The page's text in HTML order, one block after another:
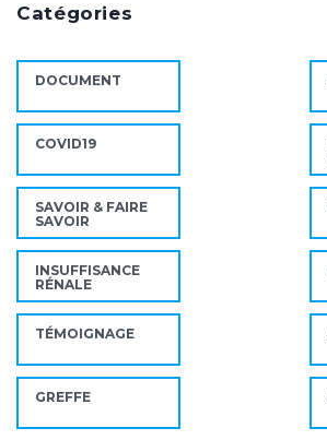
Catégories
DOCUMENT
COVID19
SAVOIR & FAIRE
SAVOIR
INSUFFISANCE
RÉNALE
TÉMOIGNAGE
GREFFE